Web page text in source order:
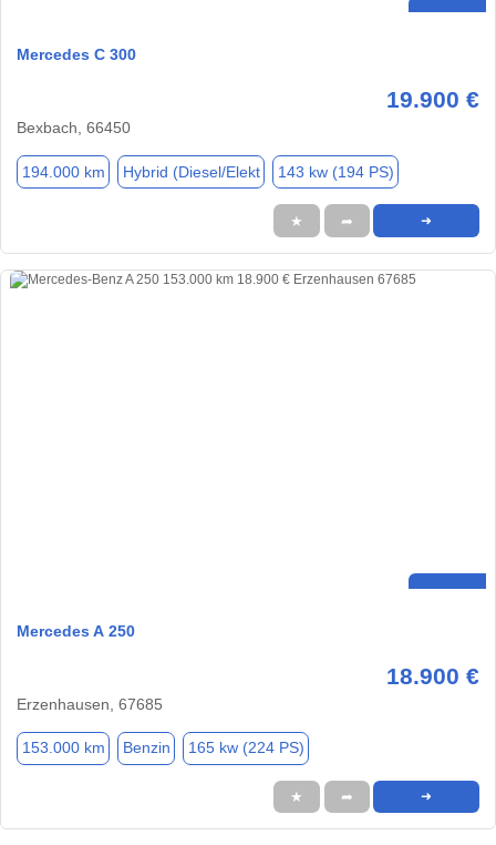
Mercedes C 300
19.900 €
Bexbach, 66450
194.000 km Hybrid (Diesel/Elekt 143 kw (194 PS)
★ ➦ ➜
Mercedes A 250
18.900 €
Erzenhausen, 67685
153.000 km Benzin 165 kw (224 PS)
★ ➦ ➜